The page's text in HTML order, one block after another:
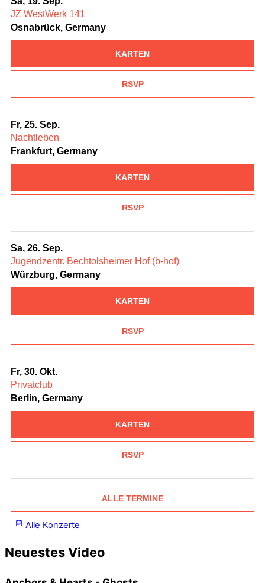
JZ WestWerk 141
Osnabrück, Germany
RSVP
KARTEN
Fr, 25. Sep.
Nachtleben
Frankfurt, Germany
RSVP
KARTEN
Sa, 26. Sep.
Jugendzentr. Bechtolsheimer Hof (b-hof)
Würzburg, Germany
RSVP
KARTEN
Fr, 30. Okt.
Privatclub
Berlin, Germany
RSVP
KARTEN
ALLE TERMINE
Alle Konzerte
Neuestes Video